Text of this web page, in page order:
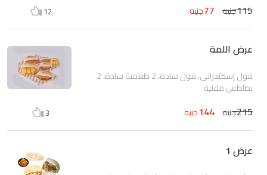
115جنيه 77جنيه 12
عرض اللمة
فول إسكندراني، فول سادة، 2 طعمية سادة، 2
بطاطس مقلية.
215جنيه 144جنيه 3
عرض 1